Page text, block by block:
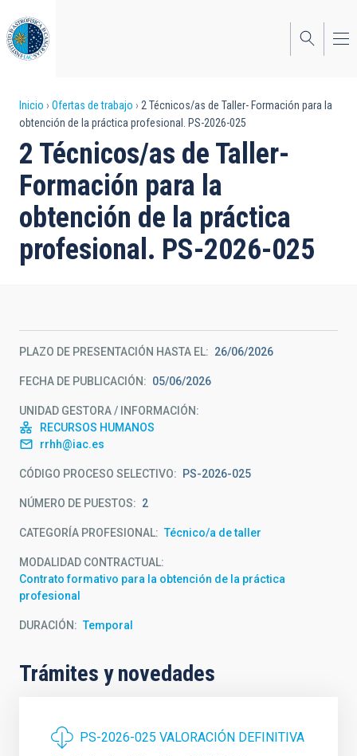
al
contenido
principal
Sobrescribir
enlaces
de
ayuda
a
la
Inicio Ofertas de trabajo
2 Técnicos/as de Taller- Formación para la
obtención de la práctica profesional. PS-2026-025
2 Técnicos/as de Taller-
Formación para la
obtención de la práctica
profesional. PS-2026-025
PLAZO DE PRESENTACIÓN HASTA EL 26/06/2026
FECHA DE PUBLICACIÓN 05/06/2026
UNIDAD GESTORA / INFORMACIÓN
RECURSOS HUMANOS
rrhh@iac.es
CÓDIGO PROCESO SELECTIVO PS-2026-025
NÚMERO DE PUESTOS 2
CATEGORÍA PROFESIONAL Técnico/a de taller
MODALIDAD CONTRACTUAL
Contrato formativo para la obtención de la práctica
profesional
DURACIÓN Temporal
Trámites y novedades
PS-2026-025 VALORACIÓN DEFINITIVA